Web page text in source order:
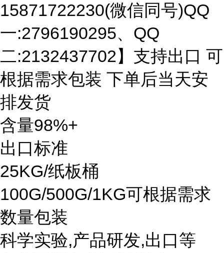
15871722230(微信同号)QQ
一:2796190295、QQ
二:2132437702】支持出口 可
根据需求包装 下单后当天安
排发货
含量98%+
出口标准
25KG/纸板桶
100G/500G/1KG可根据需求
数量包装
科学实验,产品研发,出口等